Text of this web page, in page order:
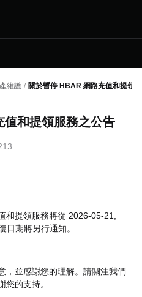
維護 / 關於暫停 HBAR 網路充值和提領
值和提領服務之公告
和提領服務將從 2026-05-21,
日期將另行通知。
，並感謝您的理解。請關注我們
您的支持。